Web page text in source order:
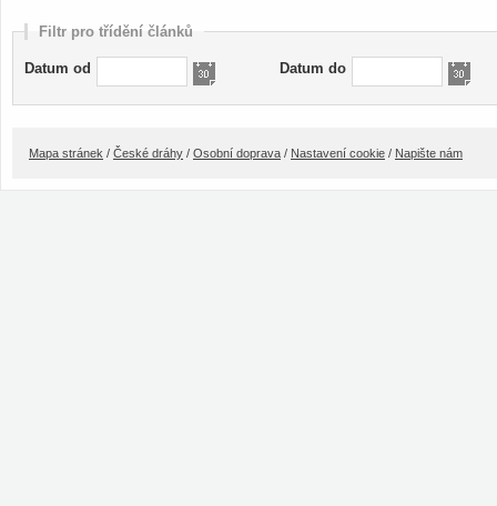
Filtr pro třídění článků
Datum od Datum do
Mapa stránek / České dráhy / Osobní doprava / Nastavení cookie / Napište nám